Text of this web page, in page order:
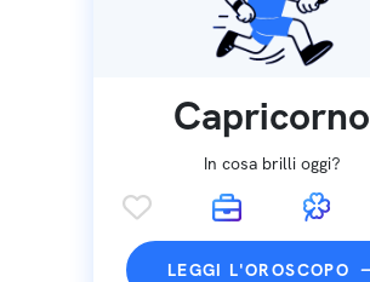
Capricorno
In cosa brilli oggi?
LEGGI L'OROSCOPO